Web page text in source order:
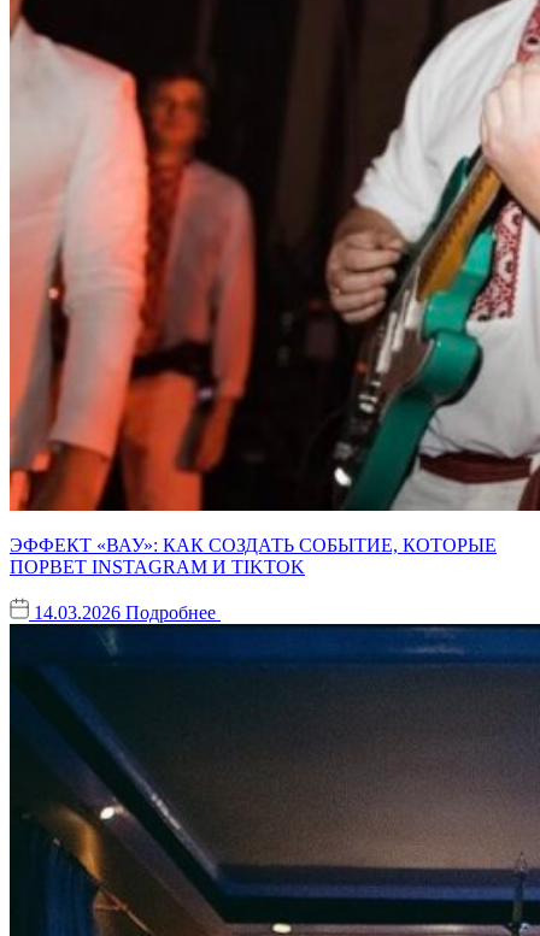
ЭФФЕКТ «ВАУ»: КАК СОЗДАТЬ СОБЫТИЕ, КОТОРЫЕ
ПОРВЕТ INSTAGRAM И TIKTOK
14.03.2026 Подробнее